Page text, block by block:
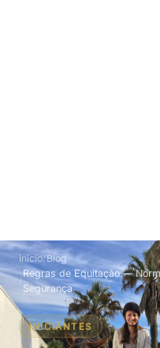
Início Blog
Regras de Equitação —
Segurança
INICIANTES